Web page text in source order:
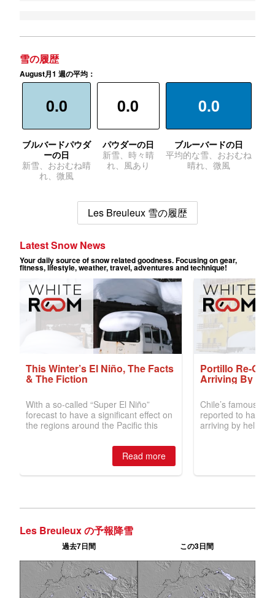
雪の履歴
August月1 週の平均：
0.0
ブルバードパウダ
ーの日
新雪、おおむね晴
れ、微風
0.0
パウダーの日
新雪、時々晴
れ、風あり
0.0
ブルーバードの日
平均的な雪、おおむね
晴れ、微風
Les Breuleux 雪の履歴
Les Breuleux の予報降雪
過去7日間 この3日間